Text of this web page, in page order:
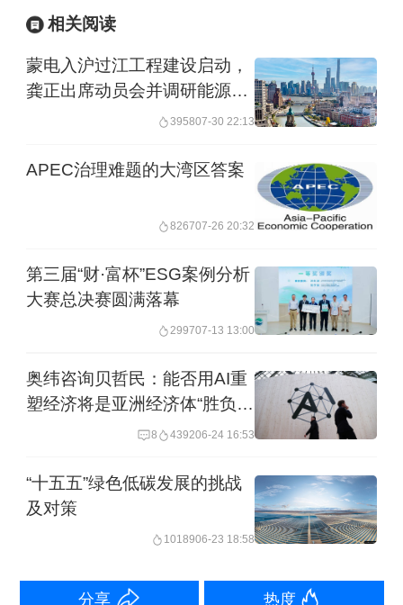
第二，年会主题鲜明，致力于携手塑造
共同未来。今年年会的主题是“塑造共同
未来：新形势、新机遇、新合作”。当
前，世界大变局深刻演进，面临诸多严
峻挑战和不确定性。世界向何处去？这
是摆在所有人面前的重大课题。亚洲在
促进全球经济增长、引领世界经济转
使命，发挥着关键的作用。很多人认
为，“亚洲世纪”已经到来。期待通过本届
充满挑战，也蕴含新的机遇，各方要坚
定信心，把握正确方向，携手应对挑
共赢，携手打造更加美好的未来，构建
第三，年会紧扣全球和区域经济社会发
相关阅读
蒙电入沪过江工程建设启动，
龚正出席动员会并调研能源发
395807-30 22:13
APEC治理难题的大湾区答案
826707-26 20:32
第三届“财·富杯”ESG案例分析
大赛总决赛圆满落幕
299707-13 13:00
奥纬咨询贝哲民：能否用AI重
塑经济将是亚洲经济体“胜负
手”｜直击夏季达沃斯
8 439206-24 16:53
“十五五”绿色低碳发展的挑战
及对策
1018906-23 18:58
分享 热度